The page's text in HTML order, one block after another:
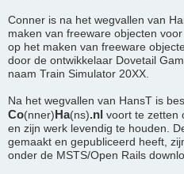
Conner is na het wegvallen van
maken van freeware objecten
op het maken van freeware
door de ontwikkelaar Dovetail
naam Train Simulator 20XX.
Na het wegvallen van HansT is
Co(nner)Ha(ns).nl voort te zetten
en zijn werk levendig te houden.
gemaakt en gepubliceerd heeft,
onder de MSTS/Open Rails